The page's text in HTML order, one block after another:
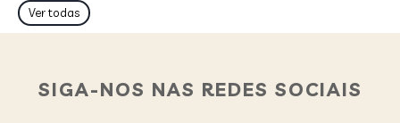
Ver todas
SIGA-NOS NAS REDES SOCIAIS